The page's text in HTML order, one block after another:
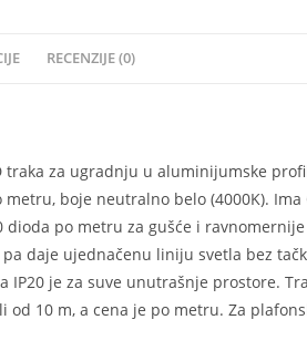
RECENZIJE (0)
traka za ugradnju u aluminijumske
boje neutralno belo (4000K). Ima
po metru za gušće i ravnomernije
daje ujednačenu liniju svetla bez
IP20 je za suve unutrašnje prostore.
10 m, a cena je po metru. Za